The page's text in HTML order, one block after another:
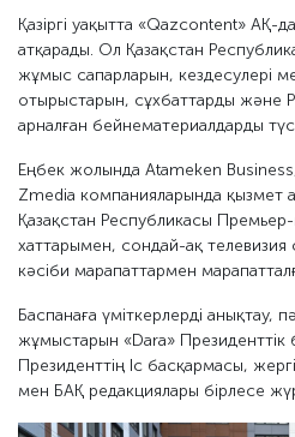
Қазіргі уақытта «Qazcontent» АҚ-
атқарады. Ол Қазақстан
жұмыс сапарларын, кездесулері
отырыстарын, сұхбаттарды және
арналған бейнематериалдарды
Еңбек жолында Atameken
Zmedia компанияларында қызмет
Қазақстан Республикасы
хаттарымен, сондай-ақ телевизия
кәсіби марапаттармен
Баспанаға үміткерлерді анықтау,
жұмыстарын «Dara»
Президенттің Іс басқармасы,
мен БАҚ редакциялары бірлесе